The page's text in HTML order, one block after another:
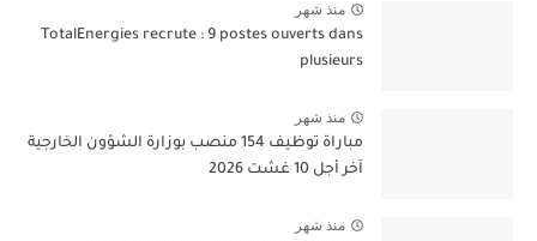
منذ شهر
TotalEnergies recrute : 9 postes ouverts dans
plusieurs
منذ شهر
مباراة توظيف 154 منصب بوزارة الشؤون الخارجية
آخر أجل 10 غشت 2026
منذ شهر